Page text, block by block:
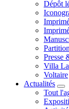
Dépôt
Presse
Villa
Voltaire
Actualités
Tout